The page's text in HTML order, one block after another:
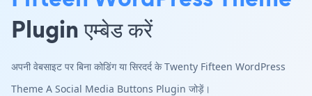
Plugin एम्बेड करें
अपनी वेबसाइट पर बिना कोडिंग या सिरदर्द के Twenty Fifteen WordPress
Theme A Social Media Buttons Plugin जोड़ें।